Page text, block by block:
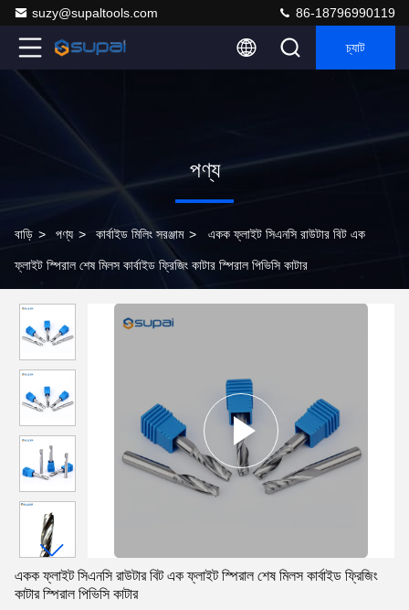
suzy@supaltools.com 86-18796990119
চ্যাট
পণ্য
বাড়ি > পণ্য > কার্বাইড মিলিং সরঞ্জাম > একক ফ্লাইট সিএনসি রাউটার বিট এক
ফ্লাইট স্পিরাল শেষ মিলস কার্বাইড ফ্রিজিং কাটার স্পিরাল পিভিসি কাটার
একক ফ্লাইট সিএনসি রাউটার বিট এক ফ্লাইট স্পিরাল শেষ মিলস কার্বাইড ফ্রিজিং
কাটার স্পিরাল পিভিসি কাটার